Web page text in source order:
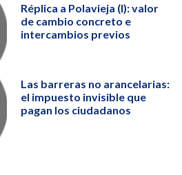
Réplica a Polavieja (I): valor
de cambio concreto e
intercambios previos
Las barreras no arancelarias:
el impuesto invisible que
pagan los ciudadanos